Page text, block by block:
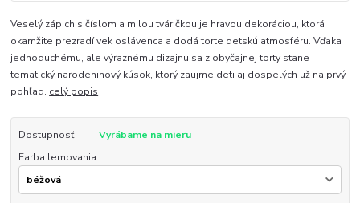
Veselý zápich s číslom a milou tváričkou je hravou dekoráciou, ktorá
okamžite prezradí vek oslávenca a dodá torte detskú atmosféru. Vďaka
jednoduchému, ale výraznému dizajnu sa z obyčajnej torty stane
tematický narodeninový kúsok, ktorý zaujme deti aj dospelých už na prvý
pohľad. celý popis
Dostupnosť
Vyrábame na mieru
Farba lemovania